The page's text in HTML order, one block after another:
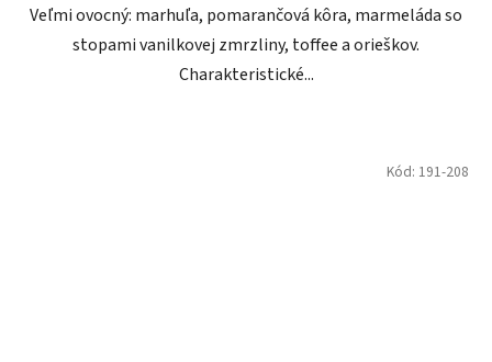
Veľmi ovocný: marhuľa, pomarančová kôra, marmeláda so
stopami vanilkovej zmrzliny, toffee a orieškov.
Charakteristické...
Kód: 191-208